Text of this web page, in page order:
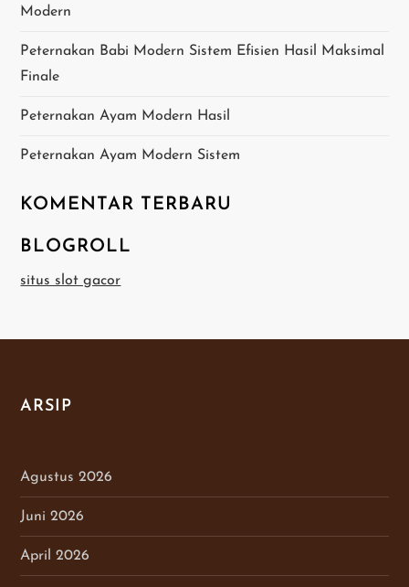
o
s
Modern
Peternakan Babi Modern Sistem Efisien Hasil Maksimal
Finale
Peternakan Ayam Modern Hasil
Peternakan Ayam Modern Sistem
KOMENTAR TERBARU
BLOGROLL
situs slot gacor
ARSIP
Agustus 2026
Juni 2026
April 2026